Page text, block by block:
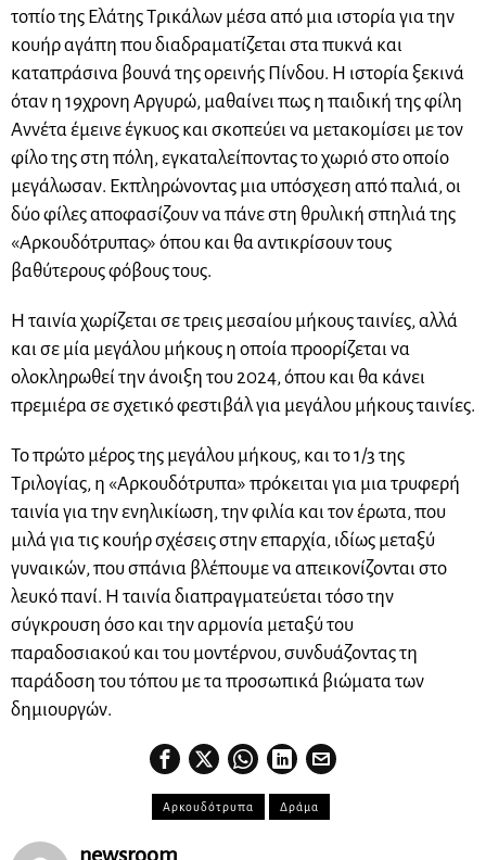
τοπίο της Ελάτης Τρικάλων μέσα από μια ιστορία για την
κουήρ αγάπη που διαδραματίζεται στα πυκνά και
καταπράσινα βουνά της ορεινής Πίνδου. Η ιστορία ξεκινά
όταν η 19χρονη Αργυρώ, μαθαίνει πως η παιδική της φίλη
Αννέτα έμεινε έγκυος και σκοπεύει να μετακομίσει με τον
φίλο της στη πόλη, εγκαταλείποντας το χωριό στο οποίο
μεγάλωσαν. Εκπληρώνοντας μια υπόσχεση από παλιά, οι
δύο φίλες αποφασίζουν να πάνε στη θρυλική σπηλιά της
«Αρκουδότρυπας» όπου και θα αντικρίσουν τους
βαθύτερους φόβους τους.
Η ταινία χωρίζεται σε τρεις μεσαίου μήκους ταινίες, αλλά
και σε μία μεγάλου μήκους η οποία προορίζεται να
ολοκληρωθεί την άνοιξη του 2024, όπου και θα κάνει
πρεμιέρα σε σχετικό φεστιβάλ για μεγάλου μήκους ταινίες.
Το πρώτο μέρος της μεγάλου μήκους, και το 1/3 της
Τριλογίας, η «Αρκουδότρυπα» πρόκειται για μια τρυφερή
ταινία για την ενηλικίωση, την φιλία και τον έρωτα, που
μιλά για τις κουήρ σχέσεις στην επαρχία, ιδίως μεταξύ
γυναικών, που σπάνια βλέπουμε να απεικονίζονται στο
λευκό πανί. Η ταινία διαπραγματεύεται τόσο την
σύγκρουση όσο και την αρμονία μεταξύ του
παραδοσιακού και του μοντέρνου, συνδυάζοντας τη
παράδοση του τόπου με τα προσωπικά βιώματα των
δημιουργών.
Αρκουδότρυπα Δράμα
newsroom